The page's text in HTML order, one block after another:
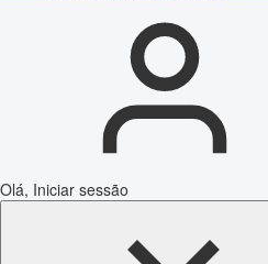
Olá, Iniciar sessão